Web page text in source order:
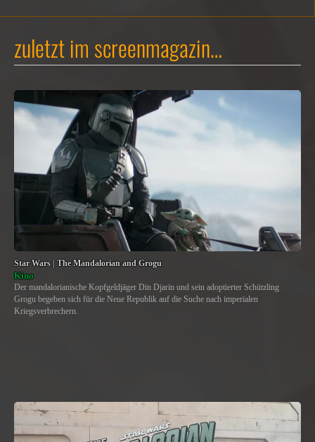
zuletzt im screenmagazin…
Star Wars | The Mandalorian and Grogu
Kino
Der mandalorianische Kopfgeldjäger Din Djarin und sein adoptierter Schützling
Grogu begeben sich für die Neue Republik auf die Suche nach imperialen
Kriegsverbrechern.